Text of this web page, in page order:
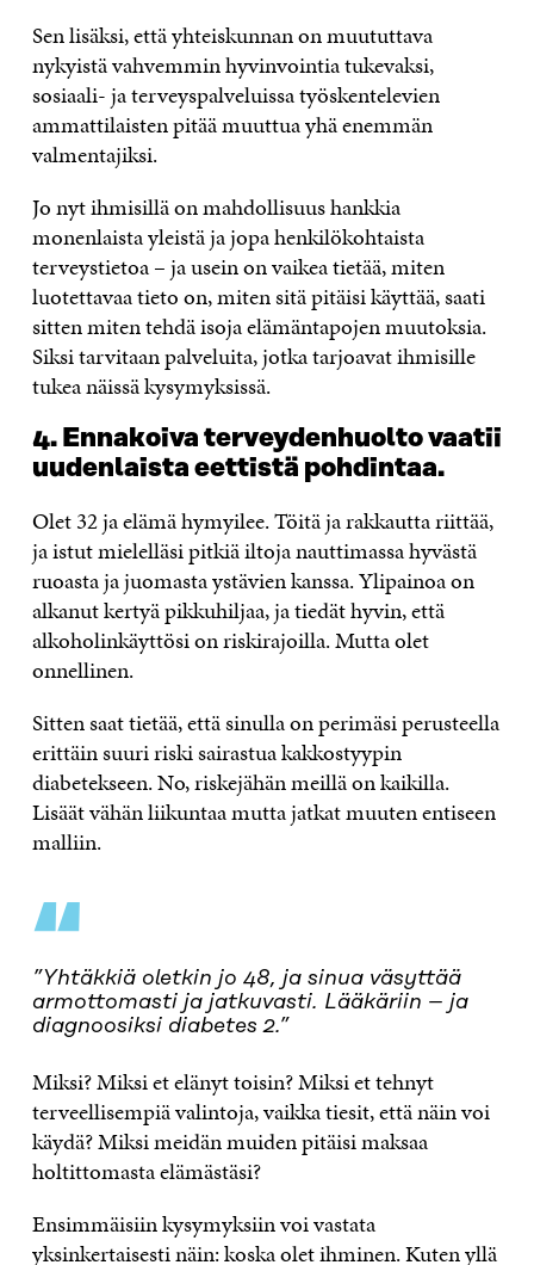
Sen lisäksi, että yhteiskunnan on muututtava
nykyistä vahvemmin hyvinvointia tukevaksi,
sosiaali- ja terveyspalveluissa työskentelevien
ammattilaisten pitää muuttua yhä enemmän
valmentajiksi.
Jo nyt ihmisillä on mahdollisuus hankkia
monenlaista yleistä ja jopa henkilökohtaista
terveystietoa – ja usein on vaikea tietää, miten
luotettavaa tieto on, miten sitä pitäisi käyttää, saati
sitten miten tehdä isoja elämäntapojen muutoksia.
Siksi tarvitaan palveluita, jotka tarjoavat ihmisille
tukea näissä kysymyksissä.
4. Ennakoiva terveydenhuolto vaatii
uudenlaista eettistä pohdintaa.
Olet 32 ja elämä hymyilee. Töitä ja rakkautta riittää,
ja istut mielelläsi pitkiä iltoja nauttimassa hyvästä
ruoasta ja juomasta ystävien kanssa. Ylipainoa on
alkanut kertyä pikkuhiljaa, ja tiedät hyvin, että
alkoholinkäyttösi on riskirajoilla. Mutta olet
onnellinen.
Sitten saat tietää, että sinulla on perimäsi perusteella
erittäin suuri riski sairastua kakkostyypin
diabetekseen. No, riskejähän meillä on kaikilla.
Lisäät vähän liikuntaa mutta jatkat muuten entiseen
malliin.
“
”Yhtäkkiä oletkin jo 48, ja sinua väsyttää
armottomasti ja jatkuvasti. Lääkäriin – ja
diagnoosiksi diabetes 2.”
Miksi? Miksi et elänyt toisin? Miksi et tehnyt
terveellisempiä valintoja, vaikka tiesit, että näin voi
käydä? Miksi meidän muiden pitäisi maksaa
holtittomasta elämästäsi?
Ensimmäisiin kysymyksiin voi vastata
yksinkertaisesti näin: koska olet ihminen. Kuten yllä